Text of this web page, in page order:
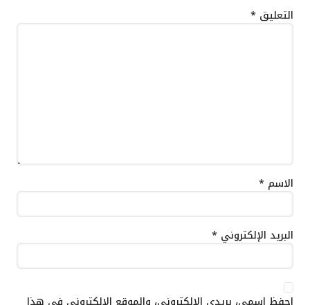
التعليق *
الاسم *
البريد الإلكتروني *